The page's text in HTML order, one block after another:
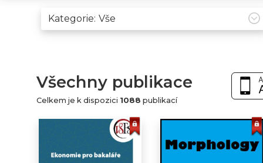
Kategorie:
Všechny publikace
Celkem je k dispozici 1088 publikací